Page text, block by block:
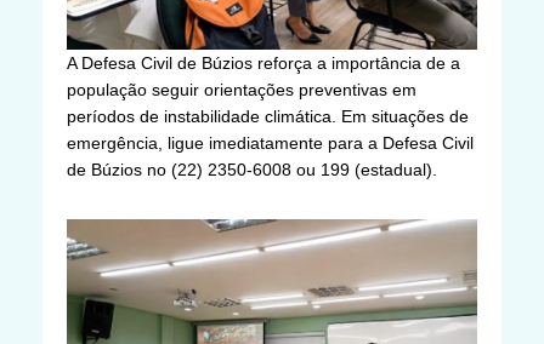
A Defesa Civil de Búzios reforça a importância de a
população seguir orientações preventivas em
períodos de instabilidade climática. Em situações de
emergência, ligue imediatamente para a Defesa Civil
de Búzios no (22) 2350-6008 ou 199 (estadual).